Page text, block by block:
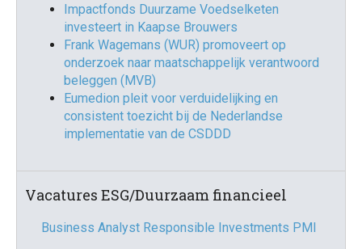
Impactfonds Duurzame Voedselketen
investeert in Kaapse Brouwers
Frank Wagemans (WUR) promoveert op
onderzoek naar maatschappelijk verantwoord
beleggen (MVB)
Eumedion pleit voor verduidelijking en
consistent toezicht bij de Nederlandse
implementatie van de CSDDD
Vacatures ESG/Duurzaam financieel
Business Analyst Responsible Investments PMI